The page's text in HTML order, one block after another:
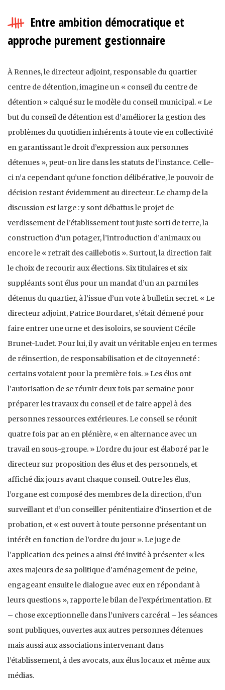
Entre ambition démocratique et
approche purement gestionnaire
À Rennes, le directeur adjoint, responsable du quartier
centre de détention, imagine un « conseil du centre de
détention » calqué sur le modèle du conseil municipal. « Le
but du conseil de détention est d’améliorer la gestion des
problèmes du quotidien inhérents à toute vie en collectivité
en garantissant le droit d’expression aux personnes
détenues », peut-on lire dans les statuts de l’instance. Celle-
ci n’a cependant qu’une fonction délibérative, le pouvoir de
décision restant évidemment au directeur. Le champ de la
discussion est large : y sont débattus le projet de
verdissement de l’établissement tout juste sorti de terre, la
construction d’un potager, l’introduction d’animaux ou
encore le « retrait des caillebotis ». Surtout, la direction fait
le choix de recourir aux élections. Six titulaires et six
suppléants sont élus pour un mandat d’un an parmi les
détenus du quartier, à l’issue d’un vote à bulletin secret. « Le
directeur adjoint, Patrice Bourdaret, s’était démené pour
faire entrer une urne et des isoloirs, se souvient Cécile
Brunet-Ludet. Pour lui, il y avait un véritable enjeu en termes
de réinsertion, de responsabilisation et de citoyenneté :
certains votaient pour la première fois. » Les élus ont
l’autorisation de se réunir deux fois par semaine pour
préparer les travaux du conseil et de faire appel à des
personnes ressources extérieures. Le conseil se réunit
quatre fois par an en plénière, « en alternance avec un
travail en sous-groupe. » L’ordre du jour est élaboré par le
directeur sur proposition des élus et des personnels, et
affiché dix jours avant chaque conseil. Outre les élus,
l’organe est composé des membres de la direction, d’un
surveillant et d’un conseiller pénitentiaire d’insertion et de
probation, et « est ouvert à toute personne présentant un
intérêt en fonction de l’ordre du jour ». Le juge de
l’application des peines a ainsi été invité à présenter « les
axes majeurs de sa politique d’aménagement de peine,
engageant ensuite le dialogue avec eux en répondant à
leurs questions », rapporte le bilan de l’expérimentation. Et
– chose exceptionnelle dans l’univers carcéral – les séances
sont publiques, ouvertes aux autres personnes détenues
mais aussi aux associations intervenant dans
l’établissement, à des avocats, aux élus locaux et même aux
médias.